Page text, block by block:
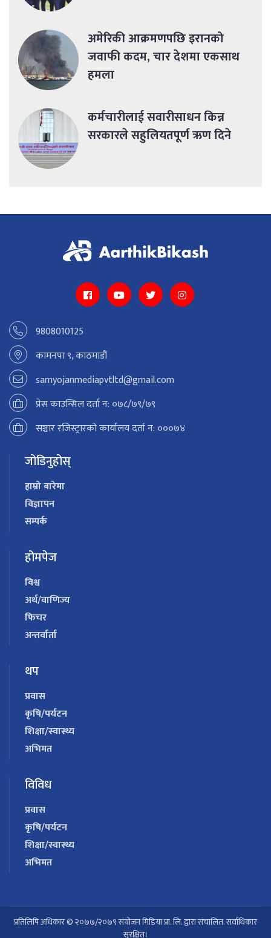
अमेरिकी आक्रमणपछि इरानको
जवाफी कदम, चार देशमा एकसाथ
हमला
कर्मचारीलाई सवारीसाधन किन्न
सरकारले सहुलियतपूर्ण ऋण दिने
9808010125
कामनपा ९, काठमाडौं
samyojanmediapvtltd@gmail.com
प्रेस काउन्सिल दर्ता न: ०७८/७९/७९
सञ्चार रजिस्ट्रारको कार्यालय दर्ता न: ०००७४
जोडिनुहोस्
हाम्रो बारेमा
विज्ञापन
सम्पर्क
होमपेज
विश्व
अर्थ/वाणिज्य
फिचर
अन्तर्वार्ता
थप
प्रवास
कृषि/पर्यटन
शिक्षा/स्वास्थ्य
अभिमत
विविध
प्रवास
कृषि/पर्यटन
शिक्षा/स्वास्थ्य
अभिमत
प्रतिलिपि अधिकार © २०७७/२०७९ संयोजन मिडिया प्रा. लि. द्वारा संचालित. सर्वाधिकार
सुरक्षित।